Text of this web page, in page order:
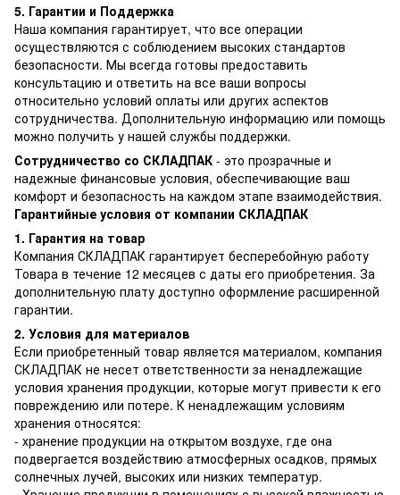
5. Гарантии и Поддержка
Наша компания гарантирует, что все операции
осуществляются с соблюдением высоких стандартов
безопасности. Мы всегда готовы предоставить
консультацию и ответить на все ваши вопросы
относительно условий оплаты или других аспектов
сотрудничества. Дополнительную информацию или помощь
можно получить у нашей службы поддержки.
Сотрудничество со СКЛАДПАК - это прозрачные и
надежные финансовые условия, обеспечивающие ваш
комфорт и безопасность на каждом этапе взаимодействия.
Гарантийные условия от компании СКЛАДПАК
1. Гарантия на товар
Компания СКЛАДПАК гарантирует бесперебойную работу
Товара в течение 12 месяцев с даты его приобретения. За
дополнительную плату доступно оформление расширенной
гарантии.
2. Условия для материалов
Если приобретенный товар является материалом, компания
СКЛАДПАК не несет ответственности за ненадлежащие
условия хранения продукции, которые могут привести к его
повреждению или потере. К ненадлежащим условиям
хранения относятся:
- хранение продукции на открытом воздухе, где она
подвергается воздействию атмосферных осадков, прямых
солнечных лучей, высоких или низких температур.